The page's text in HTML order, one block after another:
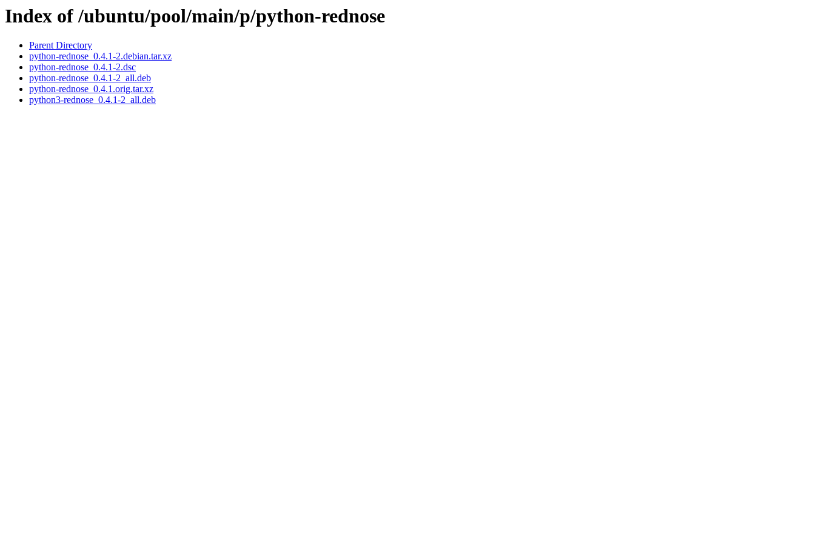
Index of /ubuntu/pool/main/p/python-rednose
Parent Directory
python-rednose_0.4.1-2.debian.tar.xz
python-rednose_0.4.1-2.dsc
python-rednose_0.4.1-2_all.deb
python-rednose_0.4.1.orig.tar.xz
python3-rednose_0.4.1-2_all.deb